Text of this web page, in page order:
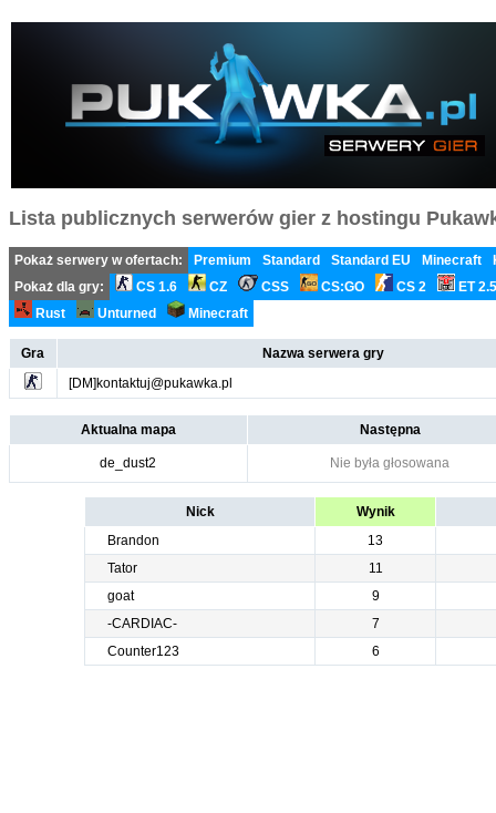
Lista publicznych serwerów gier z hostingu
Pokaż serwery w ofertach: Premium Standard Standard EU Minecraft
Pokaż dla gry:
CS 1.6 CZ CSS CS:GO CS 2
ET
Rust
Unturned Minecraft
Gra
Nazwa serwera gry
[DM]kontaktuj@pukawka.pl
Aktualna mapa Następna
de_dust2 Nie była głosowana
Nick
Wynik
Brandon
13
Tator
11
goat
9
-CARDIAC-
7
Counter123
6